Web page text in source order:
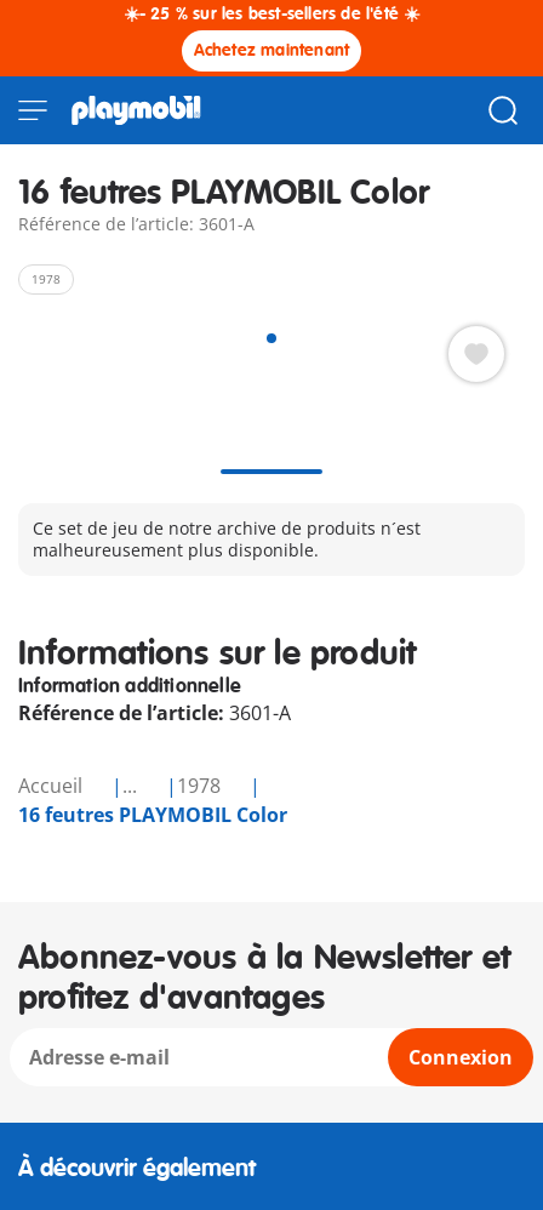
☀️- 25 % sur les best-sellers de l'été ☀️
Achetez maintenant
Accueil ...
1978
16 feutres PLAYMOBIL Color
16 feutres PLAYMOBIL Color
Référence de l’article: 3601-A
1978
Ce set de jeu de notre archive de produits n´est
malheureusement plus disponible.
Informations sur le produit
Information additionnelle
Référence de l’article: 3601-A
Abonnez-vous à la Newsletter et
profitez d'avantages
Connexion
À découvrir également